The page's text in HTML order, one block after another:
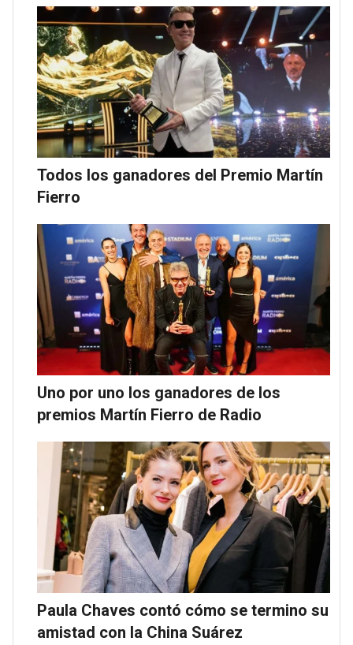
Todos los ganadores del Premio Martín
Fierro
Uno por uno los ganadores de los
premios Martín Fierro de Radio
Paula Chaves contó cómo se termino su
amistad con la China Suárez